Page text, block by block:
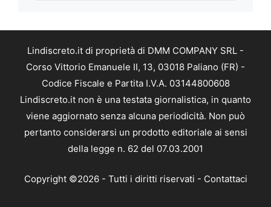
Lindiscreto.it di proprietà di DMM COMPANY SRL -
Corso Vittorio Emanuele II, 13, 03018 Paliano (FR) -
Codice Fiscale e Partita I.V.A. 03144800608
Lindiscreto.it non è una testata giornalistica, in quanto
viene aggiornato senza alcuna periodicità. Non può
pertanto considerarsi un prodotto editoriale ai sensi
della legge n. 62 del 07.03.2001
Copyright ©2026 - Tutti i diritti riservati - Contattaci